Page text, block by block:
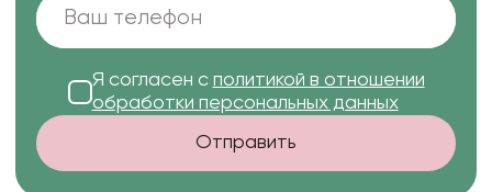
Я согласен с политикой в отношении
обработки персональных данных
Отправить